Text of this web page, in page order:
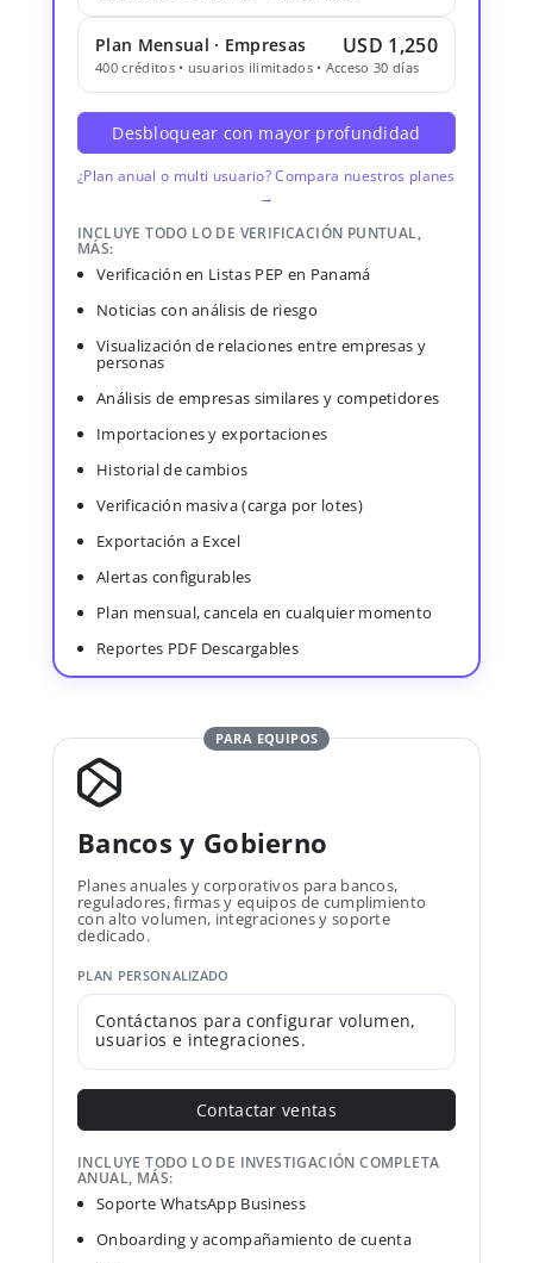
Plan Mensual · Empresas USD 1,250
400 créditos • usuarios ilimitados • Acceso 30 días
Desbloquear con mayor profundidad
¿Plan anual o multi usuario? Compara nuestros planes
→
INCLUYE TODO LO DE VERIFICACIÓN PUNTUAL,
MÁS:
Verificación en Listas PEP en Panamá
Noticias con análisis de riesgo
Visualización de relaciones entre empresas y
personas
Análisis de empresas similares y competidores
Importaciones y exportaciones
Historial de cambios
Verificación masiva (carga por lotes)
Exportación a Excel
Alertas configurables
Plan mensual, cancela en cualquier momento
Reportes PDF Descargables
PARA EQUIPOS
Bancos y Gobierno
Planes anuales y corporativos para bancos,
reguladores, firmas y equipos de cumplimiento
con alto volumen, integraciones y soporte
dedicado.
PLAN PERSONALIZADO
Contáctanos para configurar volumen,
usuarios e integraciones.
Contactar ventas
INCLUYE TODO LO DE INVESTIGACIÓN COMPLETA
ANUAL, MÁS:
Soporte WhatsApp Business
Onboarding y acompañamiento de cuenta